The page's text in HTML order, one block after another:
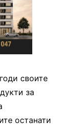
своите
за
останати